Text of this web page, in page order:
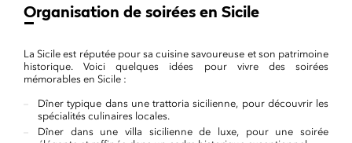
Organisation de soirées en Sicile
La Sicile est réputée pour sa cuisine savoureuse et son patrimoine
historique. Voici quelques idées pour vivre des soirées
mémorables en Sicile :
Dîner typique dans une trattoria sicilienne, pour découvrir les
spécialités culinaires locales.
Dîner dans une villa sicilienne de luxe, pour une soirée